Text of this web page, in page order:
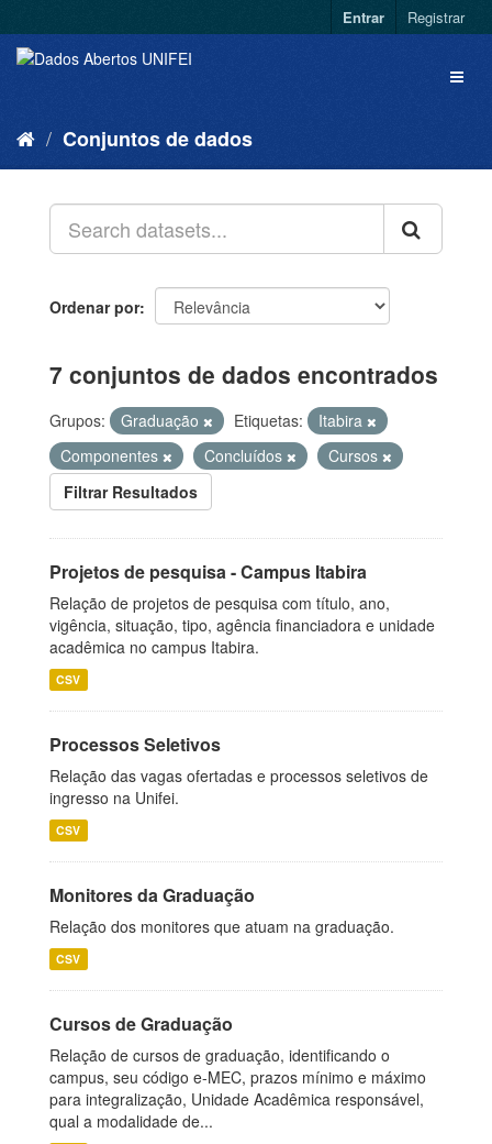
Entrar Registrar
Conjuntos de dados
Ordenar por
7 conjuntos de dados encontrados
Grupos: Graduação Etiquetas:
Itabira
Componentes
Concluídos
Cursos
Filtrar Resultados
Projetos de pesquisa - Campus Itabira
Relação de projetos de pesquisa com título, ano,
vigência, situação, tipo, agência financiadora e unidade
acadêmica no campus Itabira.
CSV
Processos Seletivos
Relação das vagas ofertadas e processos seletivos de
ingresso na Unifei.
CSV
Monitores da Graduação
Relação dos monitores que atuam na graduação.
CSV
Cursos de Graduação
Relação de cursos de graduação, identificando o
campus, seu código e-MEC, prazos mínimo e máximo
para integralização, Unidade Acadêmica responsável,
qual a modalidade de...